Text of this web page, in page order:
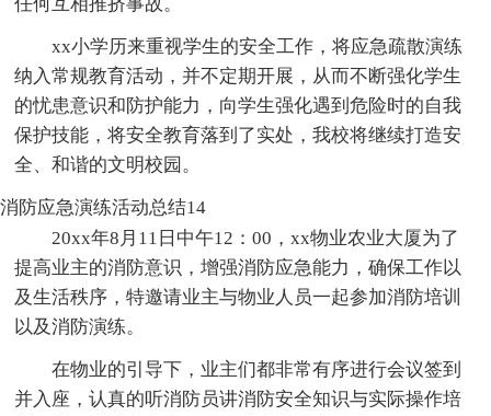
xx小学历来重视学生的安全工作，将应急疏散演练
纳入常规教育活动，并不定期开展，从而不断强化学生
的忧患意识和防护能力，向学生强化遇到危险时的自我
保护技能，将安全教育落到了实处，我校将继续打造安
全、和谐的文明校园。
消防应急演练活动总结14
20xx年8月11日中午12：00，xx物业农业大厦为了
提高业主的消防意识，增强消防应急能力，确保工作以
及生活秩序，特邀请业主与物业人员一起参加消防培训
以及消防演练。
在物业的引导下，业主们都非常有序进行会议签到
并入座，认真的听消防员讲消防安全知识与实际操作培